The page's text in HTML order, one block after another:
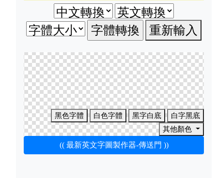
重新輸入
黑色字體 白色字體 黑字白底
白字黑底
其他顏色
(( 最新英文字圖製作器-傳送門 ))